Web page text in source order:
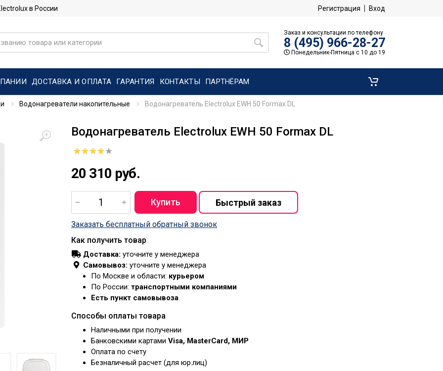
в России Регистрация Вход
Заказ и консультации по телефону
8 (495) 966-28-27
Понедельник-Пятница с 10 до 19
ДОСТАВКА И ОПЛАТА ГАРАНТИЯ КОНТАКТЫ ПАРТНЁРАМ
Водонагреватели накопительные Водонагреватель Electrolux EWH 50 Formax DL
Водонагреватель Electrolux EWH 50 Formax DL
20 310 руб.
Заказать бесплатный обратный звонок
Как получить товар
Доставка: уточните у менеджера
Самовывоз: уточните у менеджера
По Москве и области: курьером
По России: транспортными компаниями
Есть пункт самовывоза
Способы оплаты товара
Наличными при получении
Банковскими картами Visa, MasterCard, МИР
Оплата по счету
Безналичный расчет (для юр.лиц)